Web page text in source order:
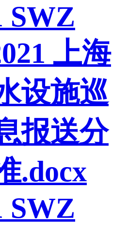
SWZ
上海
设施巡
报送分
.docx
SWZ